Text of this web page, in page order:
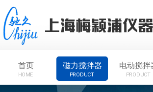
首页
HOME
磁力搅拌器
PRODUCT
电动搅拌
PRODUCT